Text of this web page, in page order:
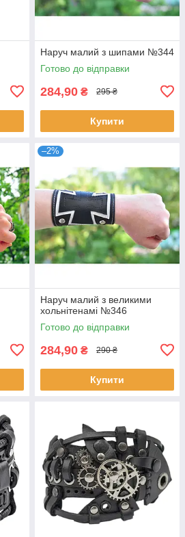
Наруч малий з шипами №344
Готово до відправки
284,90 ₴ 295 ₴
Купити
–2%
Наруч малий з великими
хольнітенамі №346
Готово до відправки
284,90 ₴ 290 ₴
Купити